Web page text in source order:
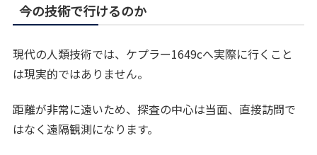
今の技術で行けるのか
現代の人類技術では、ケプラー1649cへ実際に行くこと
は現実的ではありません。
距離が非常に遠いため、探査の中心は当面、直接訪問で
はなく遠隔観測になります。